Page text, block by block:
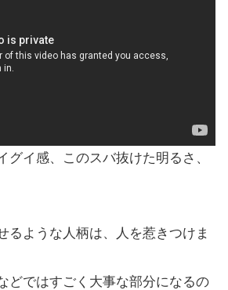
グイ感、このスバ抜けた明るさ、
るような人柄は、人を惹きつけま
どではすごく大事な部分になるの